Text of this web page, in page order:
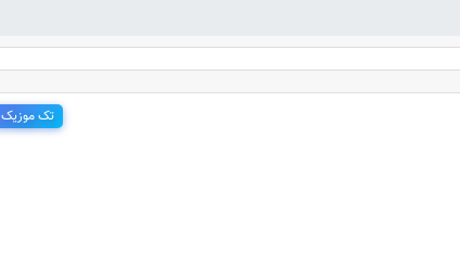
یاوری به نام میدونستی و
تک موزیک